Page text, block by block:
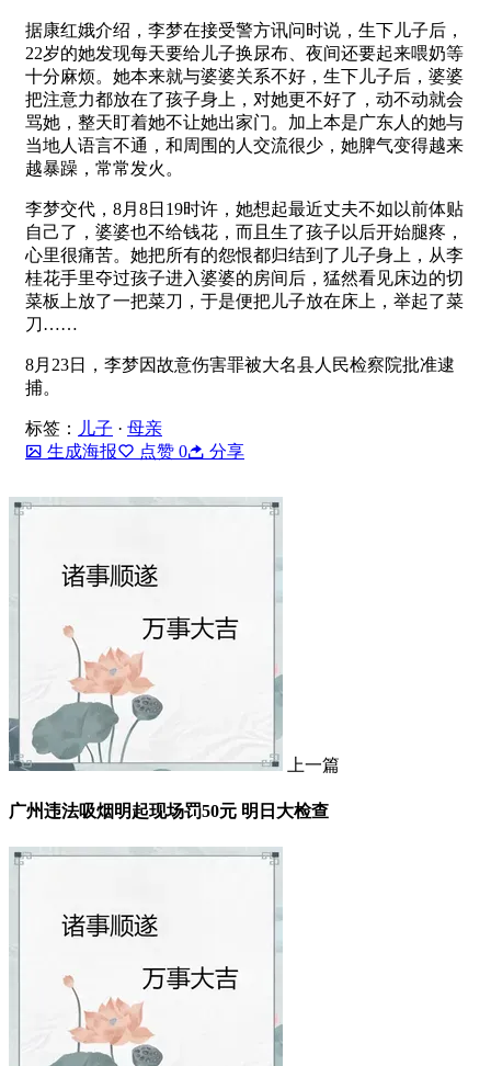
据康红娥介绍，李梦在接受警方讯问时说，生下儿子后，
22岁的她发现每天要给儿子换尿布、夜间还要起来喂奶等
十分麻烦。她本来就与婆婆关系不好，生下儿子后，婆婆
把注意力都放在了孩子身上，对她更不好了，动不动就会
骂她，整天盯着她不让她出家门。加上本是广东人的她与
当地人语言不通，和周围的人交流很少，她脾气变得越来
越暴躁，常常发火。
李梦交代，8月8日19时许，她想起最近丈夫不如以前体贴
自己了，婆婆也不给钱花，而且生了孩子以后开始腿疼，
心里很痛苦。她把所有的怨恨都归结到了儿子身上，从李
桂花手里夺过孩子进入婆婆的房间后，猛然看见床边的切
菜板上放了一把菜刀，于是便把儿子放在床上，举起了菜
刀……
8月23日，李梦因故意伤害罪被大名县人民检察院批准逮
捕。
标签： 儿子 · 母亲
生成海报
点赞 0 分享
上一篇
广州违法吸烟明起现场罚50元 明日大检查